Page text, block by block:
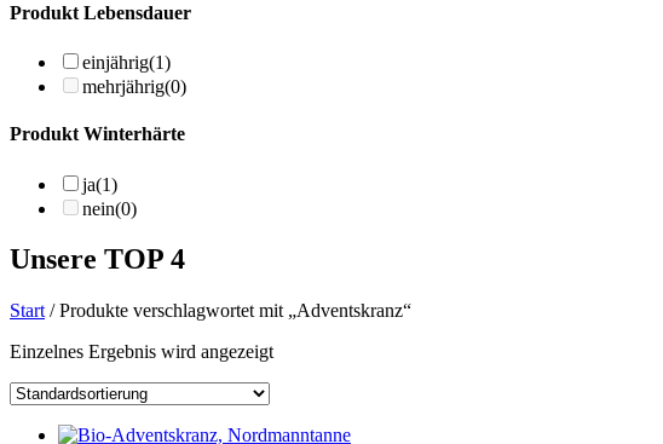
Produkt Lebensdauer
einjährig(1)
mehrjährig(0)
Produkt Winterhärte
ja(1)
nein(0)
Unsere TOP 4
Start / Produkte verschlagwortet mit „Adventskranz“
Einzelnes Ergebnis wird angezeigt